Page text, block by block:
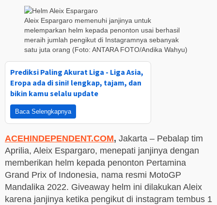
Aleix Espargaro memenuhi janjinya untuk
melemparkan helm kepada penonton usai berhasil
meraih jumlah pengikut di Instagramnya sebanyak
satu juta orang (Foto: ANTARA FOTO/Andika Wahyu)
Prediksi Paling Akurat Liga - Liga Asia,
Eropa ada di sini! lengkap, tajam, dan
bikin kamu selalu update
Baca Selengkapnya
ACEHINDEPENDENT.COM, Jakarta – Pebalap tim
Aprilia, Aleix Espargaro, menepati janjinya dengan
memberikan helm kepada penonton Pertamina
Grand Prix of Indonesia, nama resmi MotoGP
Mandalika 2022. Giveaway helm ini dilakukan Aleix
karena janjinya ketika pengikut di instagram tembus 1